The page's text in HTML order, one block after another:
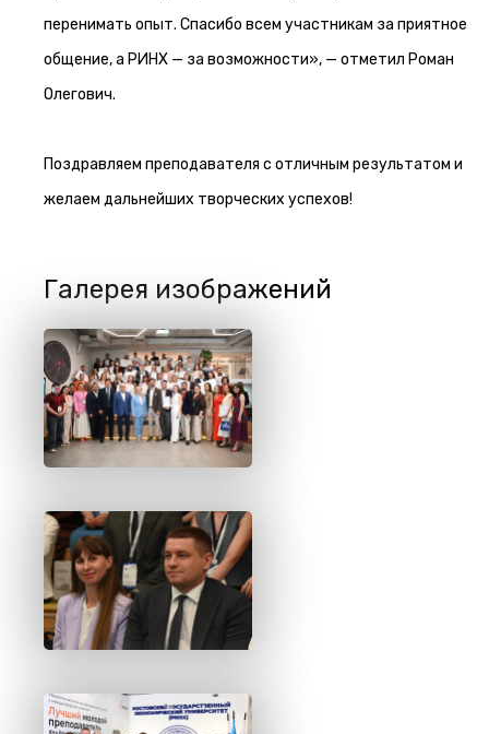
перенимать опыт. Спасибо всем участникам за приятное
общение, а РИНХ — за возможности», — отметил Роман
Олегович.
Поздравляем преподавателя с отличным результатом и
желаем дальнейших творческих успехов!
Галерея изображений